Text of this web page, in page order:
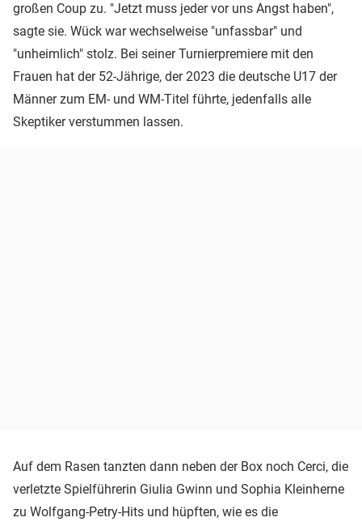
großen Coup zu. "Jetzt muss jeder vor uns Angst haben",
sagte sie. Wück war wechselweise "unfassbar" und
"unheimlich" stolz. Bei seiner Turnierpremiere mit den
Frauen hat der 52-Jährige, der 2023 die deutsche U17 der
Männer zum EM- und WM-Titel führte, jedenfalls alle
Skeptiker verstummen lassen.
Auf dem Rasen tanzten dann neben der Box noch Cerci, die
verletzte Spielführerin Giulia Gwinn und Sophia Kleinherne
zu Wolfgang-Petry-Hits und hüpften, wie es die